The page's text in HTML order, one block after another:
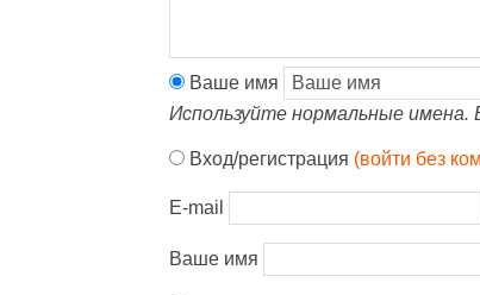
Ваше имя
Используйте нормальные имена.
Вход/регистрация (войти без
E-mail
Ваше имя